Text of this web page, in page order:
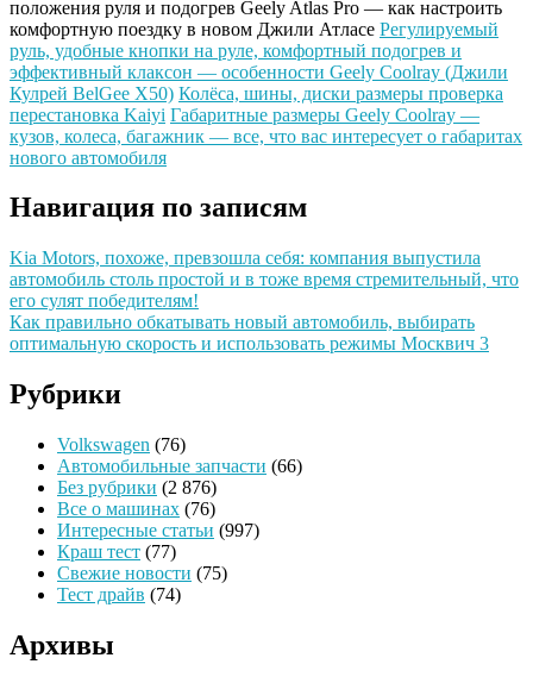
положения руля и подогрев Geely Atlas Pro — как настроить
комфортную поездку в новом Джили Атласе Регулируемый
руль, удобные кнопки на руле, комфортный подогрев и
эффективный клаксон — особенности Geely Coolray (Джили
Кулрей BelGee X50) Колёса, шины, диски размеры проверка
перестановка Kaiyi Габаритные размеры Geely Coolray —
кузов, колеса, багажник — все, что вас интересует о габаритах
нового автомобиля
Навигация по записям
Kia Motors, похоже, превзошла себя: компания выпустила
автомобиль столь простой и в тоже время стремительный, что
его сулят победителям!
Как правильно обкатывать новый автомобиль, выбирать
оптимальную скорость и использовать режимы Москвич 3
Рубрики
Volkswagen (76)
Автомобильные запчасти (66)
Без рубрики (2 876)
Все о машинах (76)
Интересные статьи (997)
Краш тест (77)
Свежие новости (75)
Тест драйв (74)
Архивы